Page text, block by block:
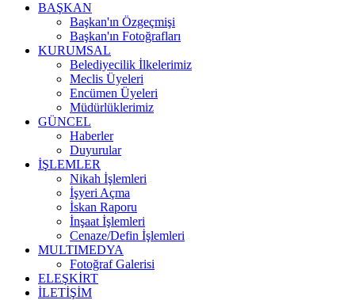
BAŞKAN
Başkan'ın Özgeçmişi
Başkan'ın Fotoğrafları
KURUMSAL
Belediyecilik İlkelerimiz
Meclis Üyeleri
Encümen Üyeleri
Müdürlüklerimiz
GÜNCEL
Haberler
Duyurular
İŞLEMLER
Nikah İşlemleri
İşyeri Açma
İskan Raporu
İnşaat İşlemleri
Cenaze/Defin İşlemleri
MULTIMEDYA
Fotoğraf Galerisi
ELEŞKİRT
İLETİŞİM